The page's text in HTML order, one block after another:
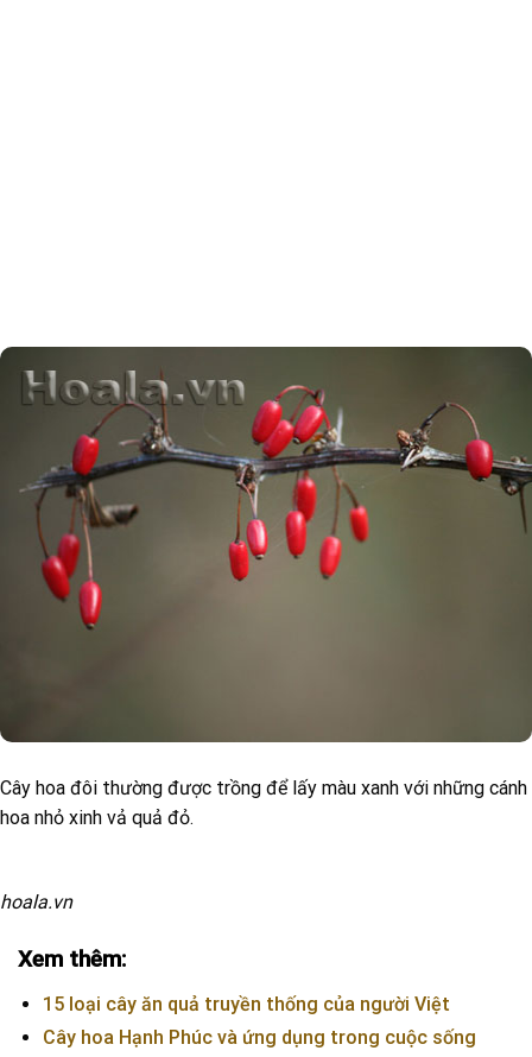
Cây hoa đôi thường được trồng để lấy màu xanh với những cánh
hoa nhỏ xinh vả quả đỏ.
hoala.vn
Xem thêm:
15 loại cây ăn quả truyền thống của người Việt
Cây hoa Hạnh Phúc và ứng dụng trong cuộc sống